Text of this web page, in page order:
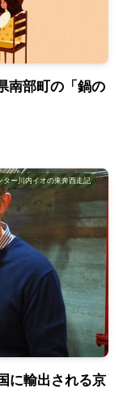
南部町の「鍋の
ター川内イオの東奔西走記
に輸出される京